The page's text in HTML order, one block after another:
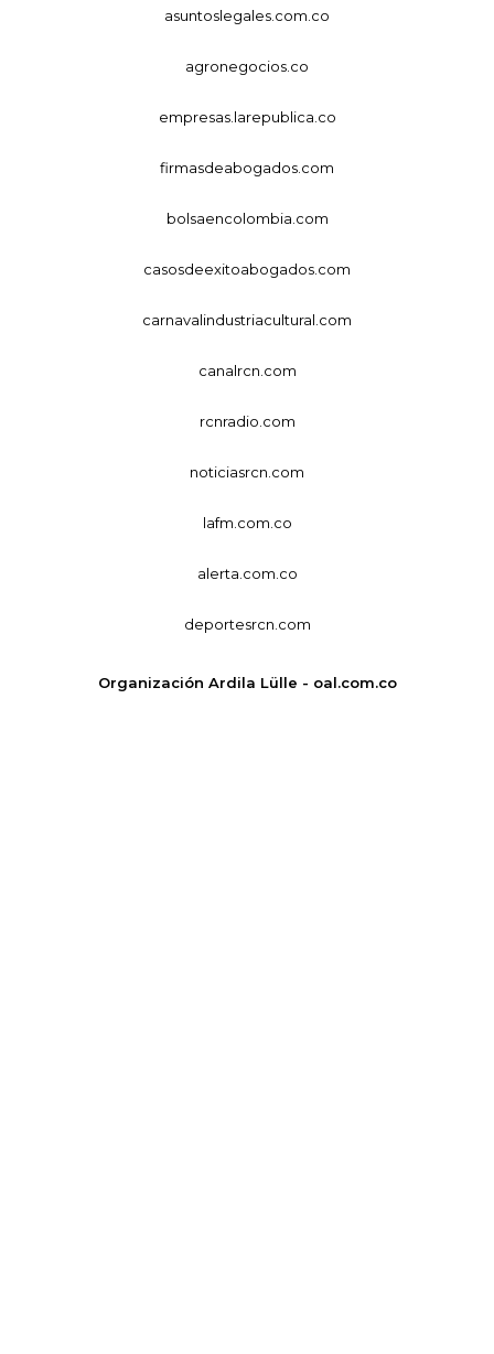
asuntoslegales.com.co
agronegocios.co
empresas.larepublica.co
firmasdeabogados.com
bolsaencolombia.com
casosdeexitoabogados.com
carnavalindustriacultural.com
canalrcn.com
rcnradio.com
noticiasrcn.com
lafm.com.co
alerta.com.co
deportesrcn.com
Organización Ardila Lülle - oal.com.co